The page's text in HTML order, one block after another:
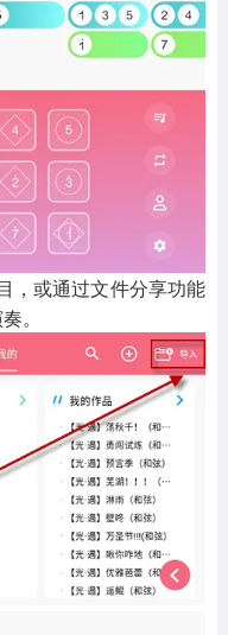
，或通过文件分享功能
。